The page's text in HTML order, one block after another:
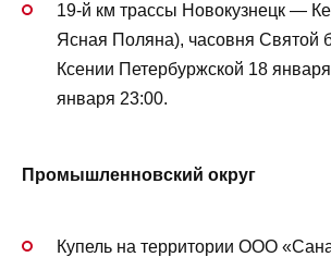
19-й км трассы Новокузнецк —
Ясная Поляна), часовня Святой
Ксении Петербуржской 18
января 23:00.
Промышленновский округ
Купель на территории ООО